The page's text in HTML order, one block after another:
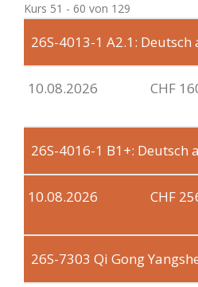
Kurs 51 - 60 von 129
26S-4013-1 A2.1:
10.08.2026 CHF
26S-4016-1 B1+: Deutsch
10.08.2026 CHF
26S-7303 Qi Gong